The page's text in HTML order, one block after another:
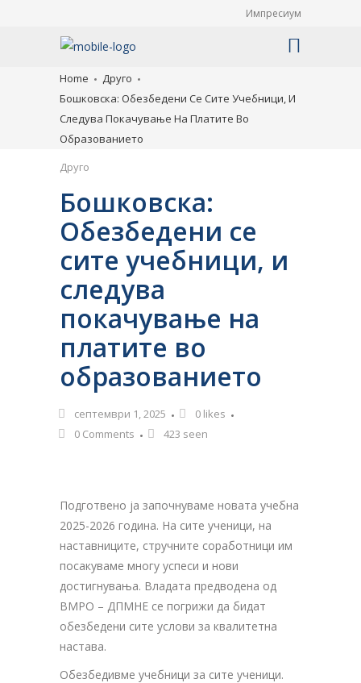
Импресиум
Home
Друго
Бошковска: Oбезбедени Се Сите Учебници, И
Следува Покачување На Платите Во
Образованието
Друго
Бошковска:
Oбезбедени се
сите учебници, и
следува
покачување на
платите во
образованието
септември 1, 2025 0 likes
0 Comments
423 seen
Подготвено ја започнуваме новата учебна
2025-2026 година. На сите ученици, на
наставниците, стручните соработници им
посакуваме многу успеси и нови
достигнувања. Владата предводена од
ВМРО – ДПМНЕ се погрижи да бидат
обезбедени сите услови за квалитетна
настава.
Обезбедивме учебници за сите ученици.